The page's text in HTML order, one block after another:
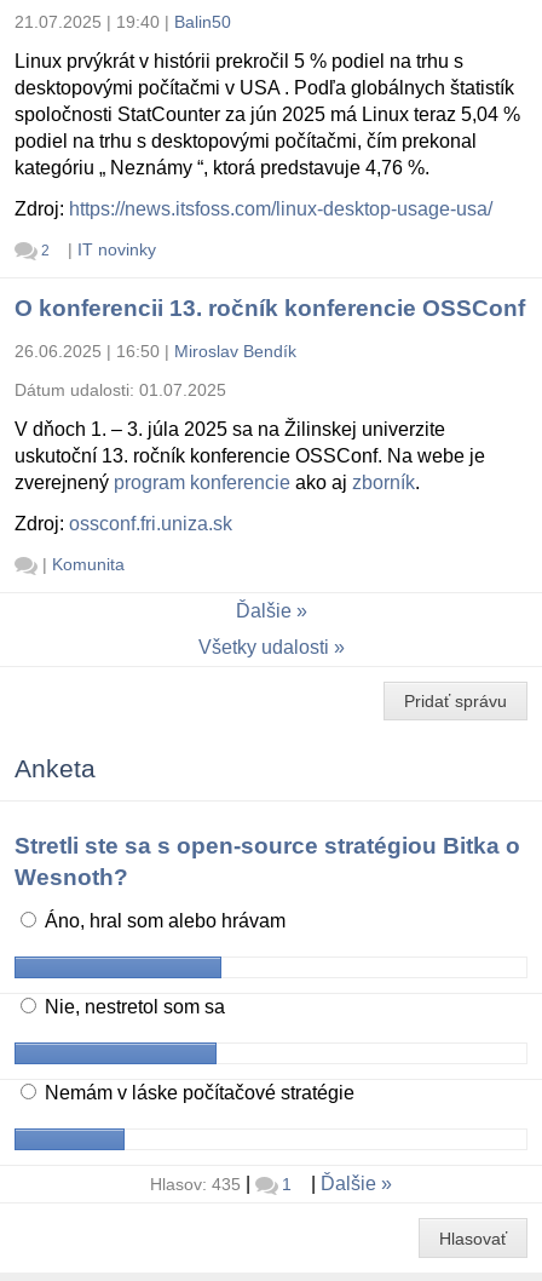
21.07.2025 | 19:40 | Balin50
Linux prvýkrát v histórii prekročil 5 % podiel na trhu s
desktopovými počítačmi v USA . Podľa globálnych štatistík
spoločnosti StatCounter za jún 2025 má Linux teraz 5,04 %
podiel na trhu s desktopovými počítačmi, čím prekonal
kategóriu „ Neznámy “, ktorá predstavuje 4,76 %.
Zdroj: https://news.itsfoss.com/linux-desktop-usage-usa/
2 | IT novinky
O konferencii 13. ročník konferencie OSSConf
26.06.2025 | 16:50 | Miroslav Bendík
Dátum udalosti: 01.07.2025
V dňoch 1. – 3. júla 2025 sa na Žilinskej univerzite
uskutoční 13. ročník konferencie OSSConf. Na webe je
zverejnený program konferencie ako aj zborník.
Zdroj: ossconf.fri.uniza.sk
| Komunita
Ďalšie
Všetky udalosti
Pridať správu
Anketa
Stretli ste sa s open-source stratégiou Bitka o
Wesnoth?
Áno, hral som alebo hrávam
Nie, nestretol som sa
Nemám v láske počítačové stratégie
Hlasov: 435 1 Ďalšie
Hlasovať